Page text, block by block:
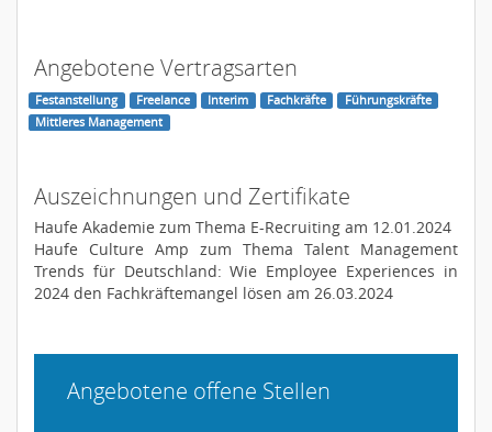
Angebotene Vertragsarten
Festanstellung Freelance Interim Fachkräfte
Führungskräfte
Mittleres Management
Auszeichnungen und Zertifikate
Haufe Akademie zum Thema E-Recruiting am 12.01.2024
Haufe Culture Amp zum Thema Talent Management
Trends für Deutschland: Wie Employee Experiences in
2024 den Fachkräftemangel lösen am 26.03.2024
Angebotene offene Stellen